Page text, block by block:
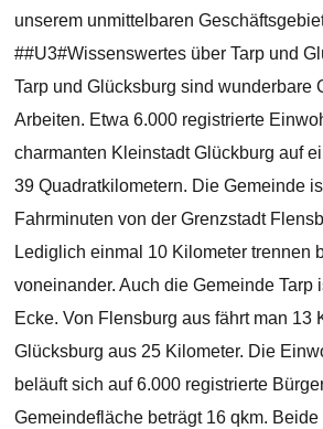
unserem unmittelbaren
##U3#Wissenswertes über Tarp und
Tarp und Glücksburg sind wunderbare
Arbeiten. Etwa 6.000 registrierte
charmanten Kleinstadt Glückburg auf
39 Quadratkilometern. Die Gemeinde
Fahrminuten von der Grenzstadt
Lediglich einmal 10 Kilometer trennen
voneinander. Auch die Gemeinde Tarp
Ecke. Von Flensburg aus fährt man 13
Glücksburg aus 25 Kilometer. Die
beläuft sich auf 6.000 registrierte
Gemeindefläche beträgt 16 qkm.